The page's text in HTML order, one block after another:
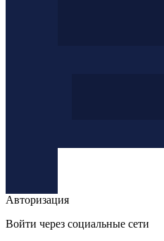
Авторизация
Войти через социальные сети